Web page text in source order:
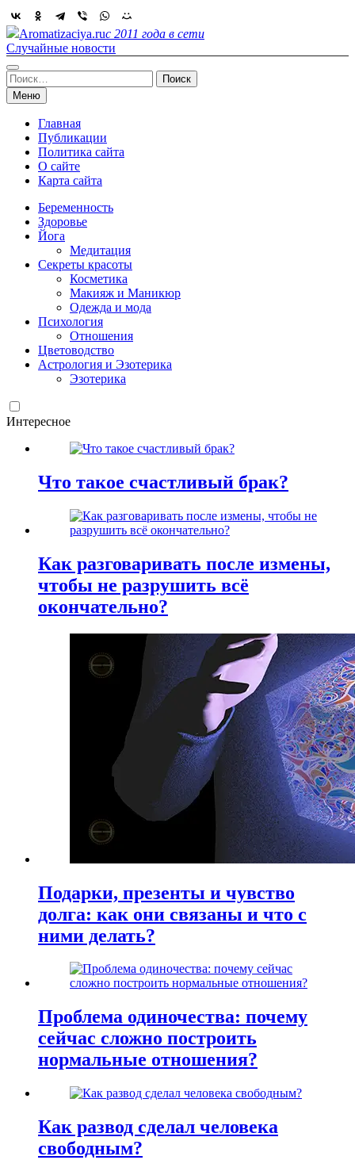
Skip
to
content
Aromatizaciya.ruс 2011 года в сети
Случайные новости
Найти:
Меню
Главная
Публикации
Политика сайта
О сайте
Карта сайта
Беременность
Здоровье
Йога
Медитация
Секреты красоты
Косметика
Макияж и Маникюр
Одежда и мода
Психология
Отношения
Цветоводство
Астрология и Эзотерика
Эзотерика
Интересное
Что такое счастливый брак?
Как разговаривать после измены,
чтобы не разрушить всё
окончательно?
Подарки, презенты и чувство
долга: как они связаны и что с
ними делать?
Проблема одиночества: почему
сейчас сложно построить
нормальные отношения?
Как развод сделал человека
свободным?